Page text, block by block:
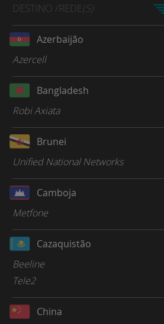
DESTINO /REDE(S)
Azerbaijão
Azercell
Bangladesh
Robi Axiata
Brunei
Unified National Networks
Camboja
Metfone
Cazaquistão
Beeline
Tele2
China